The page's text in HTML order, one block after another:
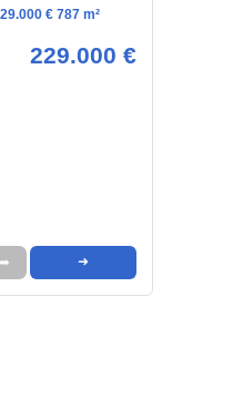
€ 787 m²
229.000 €
➦ ➜